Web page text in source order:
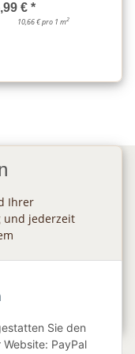
€ *
10,66 € pro 1 m2
Ihrer
und jederzeit
Sie den
PayPal